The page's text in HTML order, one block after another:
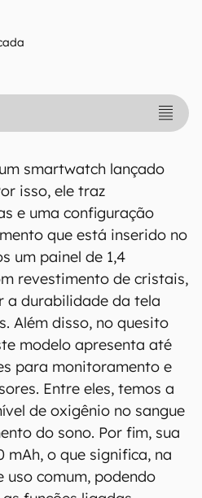
smartwatch lançado
isso, ele traz
e uma configuração
que está inserido no
um painel de 1,4
revestimento de cristais,
a durabilidade da tela
Além disso, no quesito
modelo apresenta até
para monitoramento e
Entre eles, temos a
de oxigênio no sangue
do sono. Por fim, sua
o que significa, na
uso comum, podendo